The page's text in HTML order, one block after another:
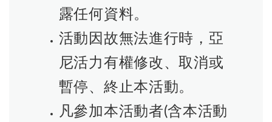
露任何資料。
活動因故無法進行時，亞
尼活力有權修改、取消或
暫停、終止本活動。
凡參加本活動者(含本活動